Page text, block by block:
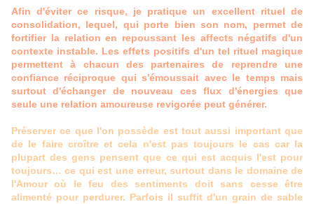
Afin d'éviter ce risque, je pratique un excellent rituel de
consolidation, lequel, qui porte bien son nom, permet de
fortifier la relation en repoussant les affects négatifs d'un
contexte instable. Les effets positifs d'un tel rituel magique
permettent à chacun des partenaires de reprendre une
confiance réciproque qui s'émoussait avec le temps mais
surtout d'échanger de nouveau ces flux d'énergies que
seule une relation amoureuse revigorée peut générer.
Préserver ce que l'on possède est tout aussi important que
de le faire croître et cela n'est pas toujours le cas car la
plupart des gens pensent que ce qui est acquis l'est pour
toujours… ce qui est une erreur, surtout dans le domaine de
l'Amour où le feu des sentiments doit sans cesse être
alimenté pour perdurer. Parfois il suffit d'un grain de sable